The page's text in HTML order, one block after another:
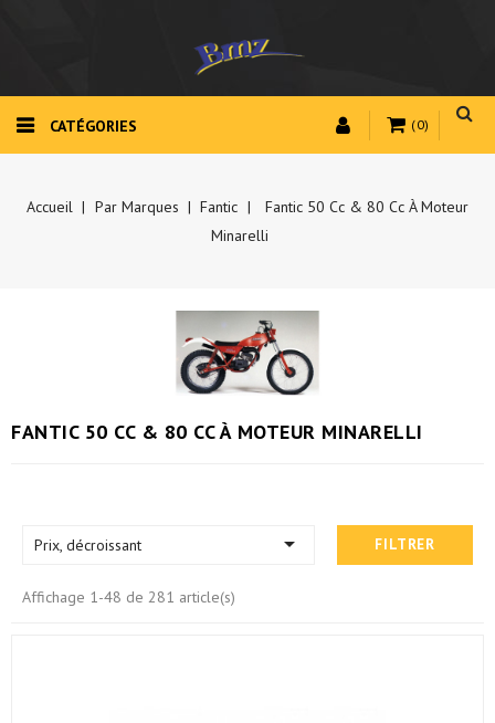
(0)
CATÉGORIES
Accueil Par Marques Fantic
Fantic 50 Cc & 80 Cc À Moteur
Minarelli
FANTIC 50 CC & 80 CC À MOTEUR MINARELLI
Prix, décroissant  FILTRER
Affichage 1-48 de 281 article(s)